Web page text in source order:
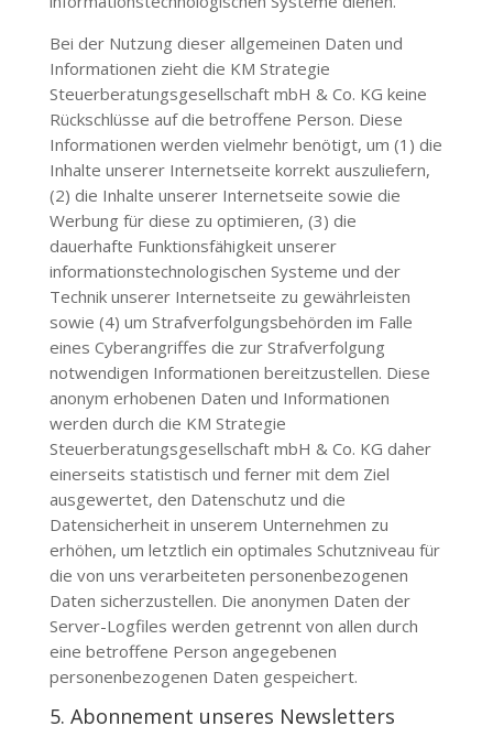
Bei der Nutzung dieser allgemeinen Daten und
Informationen zieht die KM Strategie
Steuerberatungsgesellschaft mbH & Co. KG keine
Rückschlüsse auf die betroffene Person. Diese
Informationen werden vielmehr benötigt, um (1) die
Inhalte unserer Internetseite korrekt auszuliefern,
(2) die Inhalte unserer Internetseite sowie die
Werbung für diese zu optimieren, (3) die
dauerhafte Funktionsfähigkeit unserer
informationstechnologischen Systeme und der
Technik unserer Internetseite zu gewährleisten
sowie (4) um Strafverfolgungsbehörden im Falle
eines Cyberangriffes die zur Strafverfolgung
notwendigen Informationen bereitzustellen. Diese
anonym erhobenen Daten und Informationen
werden durch die KM Strategie
Steuerberatungsgesellschaft mbH & Co. KG daher
einerseits statistisch und ferner mit dem Ziel
ausgewertet, den Datenschutz und die
Datensicherheit in unserem Unternehmen zu
erhöhen, um letztlich ein optimales Schutzniveau für
die von uns verarbeiteten personenbezogenen
Daten sicherzustellen. Die anonymen Daten der
Server-Logfiles werden getrennt von allen durch
eine betroffene Person angegebenen
personenbezogenen Daten gespeichert.
5. Abonnement unseres Newsletters